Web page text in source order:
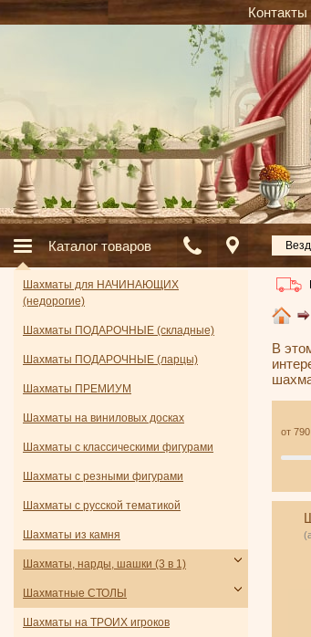
Контакты
Каталог товаров
В
от 790
Шахматы для НАЧИНАЮЩИХ
(недорогие)
Шахматы ПОДАРОЧНЫЕ (складные)
Шахматы ПОДАРОЧНЫЕ (ларцы)
Шахматы ПРЕМИУМ
Шахматы на виниловых досках
Шахматы с классическими фигурами
Шахматы с резными фигурами
Шахматы с русской тематикой
Шахматы из камня
Шахматы, нарды, шашки (3 в 1)
Шахматные СТОЛЫ
Шахматы на ТРОИХ игроков